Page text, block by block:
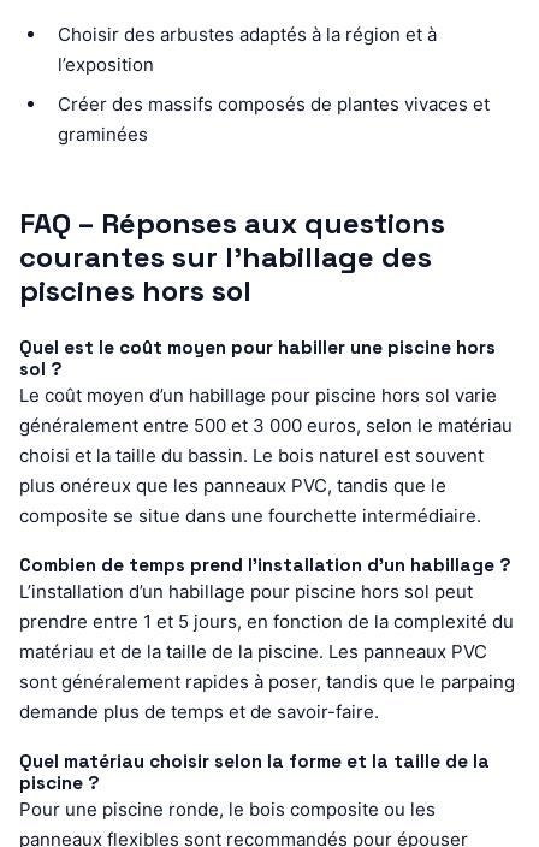
Choisir des arbustes adaptés à la région et à
l’exposition
Créer des massifs composés de plantes vivaces et
graminées
FAQ – Réponses aux questions
courantes sur l’habillage des
piscines hors sol
Quel est le coût moyen pour habiller une piscine hors
sol ?
Le coût moyen d’un habillage pour piscine hors sol varie
généralement entre 500 et 3 000 euros, selon le matériau
choisi et la taille du bassin. Le bois naturel est souvent
plus onéreux que les panneaux PVC, tandis que le
composite se situe dans une fourchette intermédiaire.
Combien de temps prend l’installation d’un habillage ?
L’installation d’un habillage pour piscine hors sol peut
prendre entre 1 et 5 jours, en fonction de la complexité du
matériau et de la taille de la piscine. Les panneaux PVC
sont généralement rapides à poser, tandis que le parpaing
demande plus de temps et de savoir-faire.
Quel matériau choisir selon la forme et la taille de la
piscine ?
Pour une piscine ronde, le bois composite ou les
panneaux flexibles sont recommandés pour épouser